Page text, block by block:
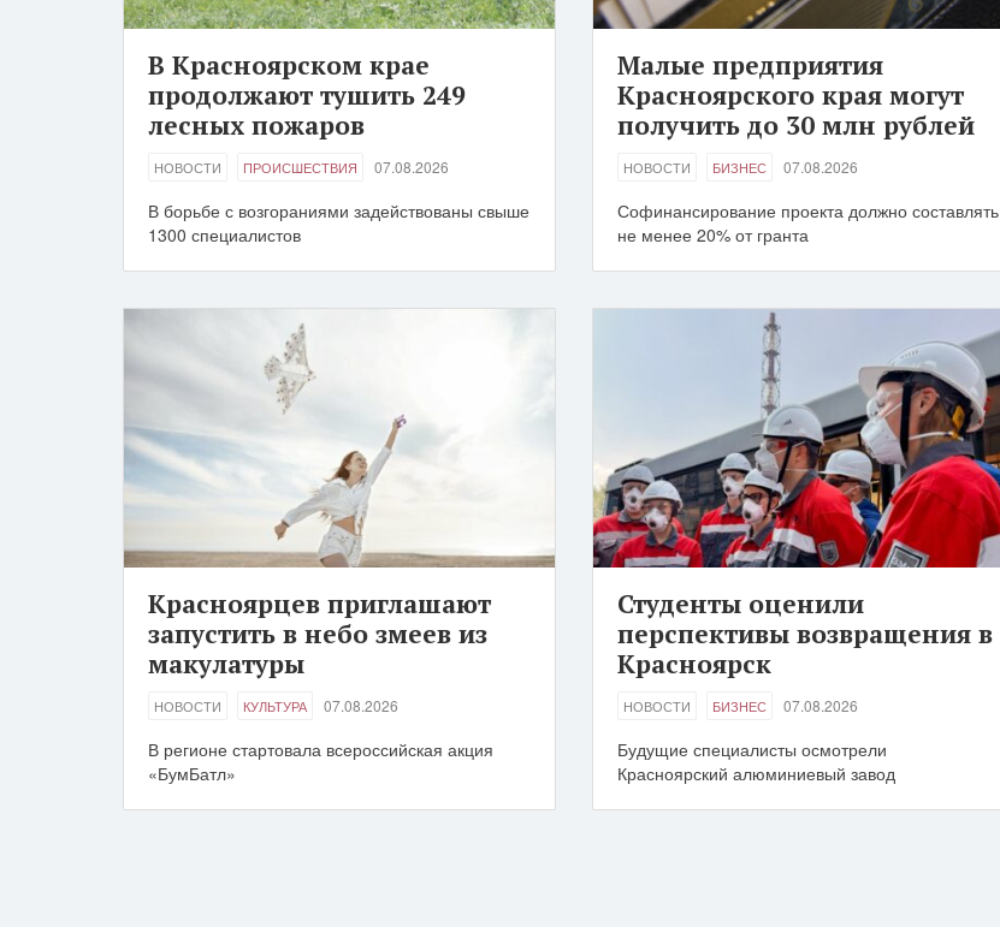
В Красноярском крае
продолжают тушить 249
лесных пожаров
НОВОСТИ ПРОИСШЕСТВИЯ 07.08.2026
В борьбе с возгораниями задействованы свыше
1300 специалистов
Малые предприятия
Красноярского края могут
получить до 30 млн рублей
НОВОСТИ БИЗНЕС 07.08.2026
Софинансирование проекта должно составлять
не менее 20% от гранта
Красноярцев приглашают
запустить в небо змеев из
макулатуры
НОВОСТИ КУЛЬТУРА 07.08.2026
В регионе стартовала всероссийская акция
«БумБатл»
Студенты оценили
перспективы возвращения в
Красноярск
НОВОСТИ БИЗНЕС 07.08.2026
Будущие специалисты осмотрели
Красноярский алюминиевый завод